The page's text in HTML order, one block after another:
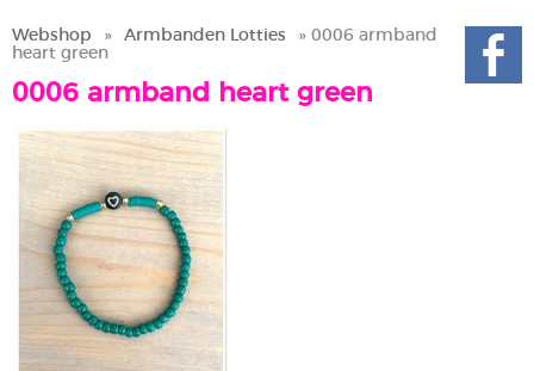
Webshop » Armbanden Lotties
» 0006 armband
heart green
0006 armband heart green